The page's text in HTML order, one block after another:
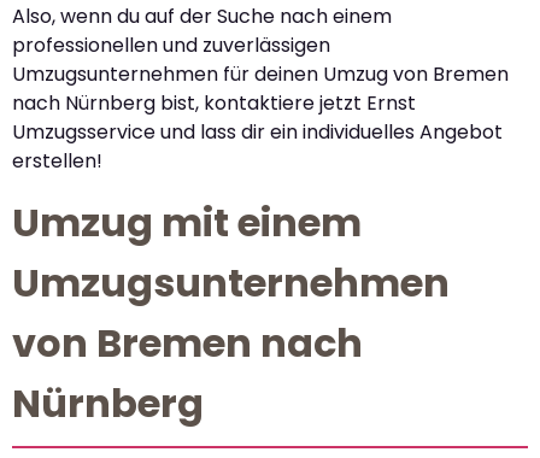
Also, wenn du auf der Suche nach einem
professionellen und zuverlässigen
Umzugsunternehmen für deinen Umzug von Bremen
nach Nürnberg bist, kontaktiere jetzt Ernst
Umzugsservice und lass dir ein individuelles Angebot
erstellen!
Umzug mit einem
Umzugsunternehmen
von Bremen nach
Nürnberg